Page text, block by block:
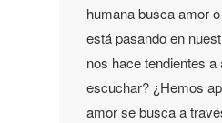
humana busca amor
está pasando en
nos hace tendientes
escuchar? ¿Hemos
amor se busca a